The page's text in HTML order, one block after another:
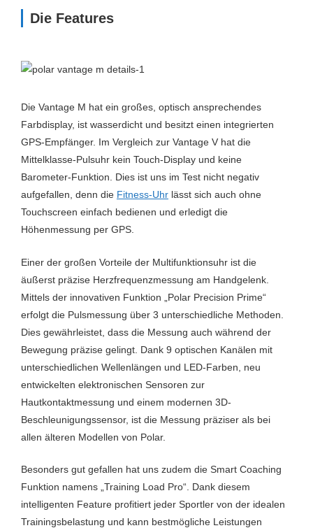
Die Features
Die Vantage M hat ein großes, optisch ansprechendes
Farbdisplay, ist wasserdicht und besitzt einen integrierten
GPS-Empfänger. Im Vergleich zur Vantage V hat die
Mittelklasse-Pulsuhr kein Touch-Display und keine
Barometer-Funktion. Dies ist uns im Test nicht negativ
aufgefallen, denn die Fitness-Uhr lässt sich auch ohne
Touchscreen einfach bedienen und erledigt die
Höhenmessung per GPS.
Einer der großen Vorteile der Multifunktionsuhr ist die
äußerst präzise Herzfrequenzmessung am Handgelenk.
Mittels der innovativen Funktion „Polar Precision Prime“
erfolgt die Pulsmessung über 3 unterschiedliche Methoden.
Dies gewährleistet, dass die Messung auch während der
Bewegung präzise gelingt. Dank 9 optischen Kanälen mit
unterschiedlichen Wellenlängen und LED-Farben, neu
entwickelten elektronischen Sensoren zur
Hautkontaktmessung und einem modernen 3D-
Beschleunigungssensor, ist die Messung präziser als bei
allen älteren Modellen von Polar.
Besonders gut gefallen hat uns zudem die Smart Coaching
Funktion namens „Training Load Pro“. Dank diesem
intelligenten Feature profitiert jeder Sportler von der idealen
Trainingsbelastung und kann bestmögliche Leistungen